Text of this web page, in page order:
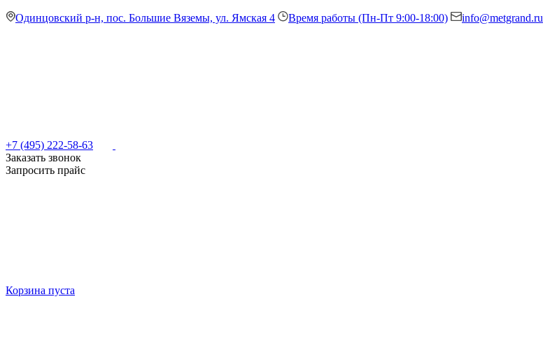
Одинцовский р-н, пос. Большие Вяземы, ул. Ямская 4 Время работы (Пн-Пт 9:00-18:00) info@metgrand.ru
+7 (495) 222-58-63
Заказать звонок
Запросить прайс
Корзина пуста